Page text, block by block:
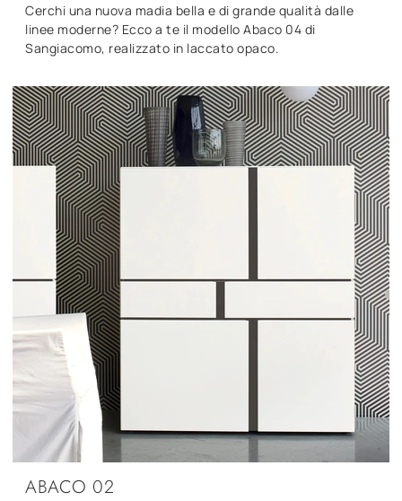
Cerchi una nuova madia bella e di grande qualità dalle
linee moderne? Ecco a te il modello Abaco 04 di
Sangiacomo, realizzato in laccato opaco.
ABACO 02